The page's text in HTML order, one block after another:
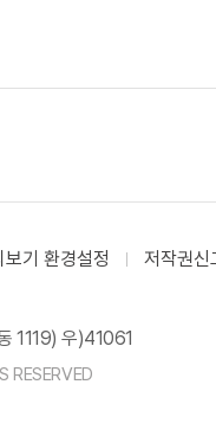
보기 환경설정 저작권신
1119) 우)41061
RESERVED